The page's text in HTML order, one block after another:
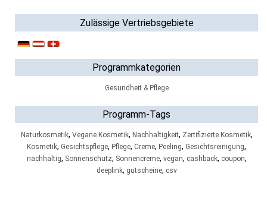
Zulässige Vertriebsgebiete
Programmkategorien
Gesundheit & Pflege
Programm-Tags
Naturkosmetik, Vegane Kosmetik, Nachhaltigkeit, Zertifizierte Kosmetik,
Kosmetik, Gesichtspflege, Pflege, Creme, Peeling, Gesichtsreinigung,
nachhaltig, Sonnenschutz, Sonnencreme, vegan, cashback, coupon,
deeplink, gutscheine, csv